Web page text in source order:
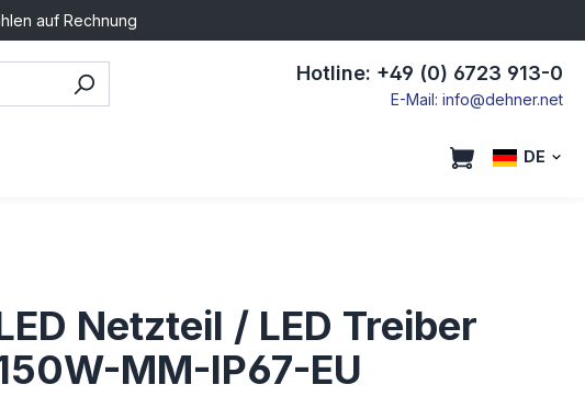
auf Rechnung
Hotline: +49 (0) 6723 913-0
E-Mail: info@dehner.net
DE
Netzteil / LED Treiber
MM-IP67-EU